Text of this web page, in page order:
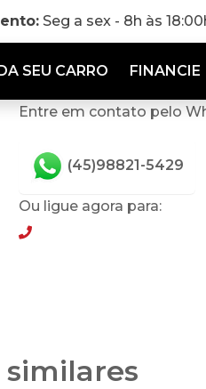
Seg a sex - 8h às
SEU CARRO FINANCIE
Entre em contato pelo
(45)98821-5429
Ou ligue agora para:
similares